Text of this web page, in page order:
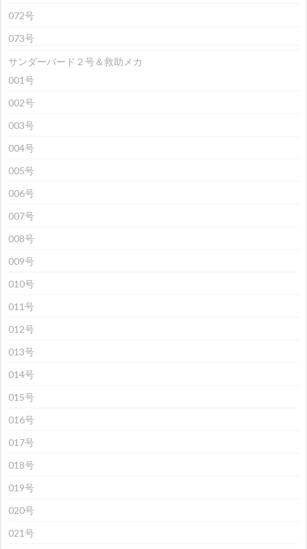
072号
073号
サンダーバード２号＆救助メカ
001号
002号
003号
004号
005号
006号
007号
008号
009号
010号
011号
012号
013号
014号
015号
016号
017号
018号
019号
020号
021号